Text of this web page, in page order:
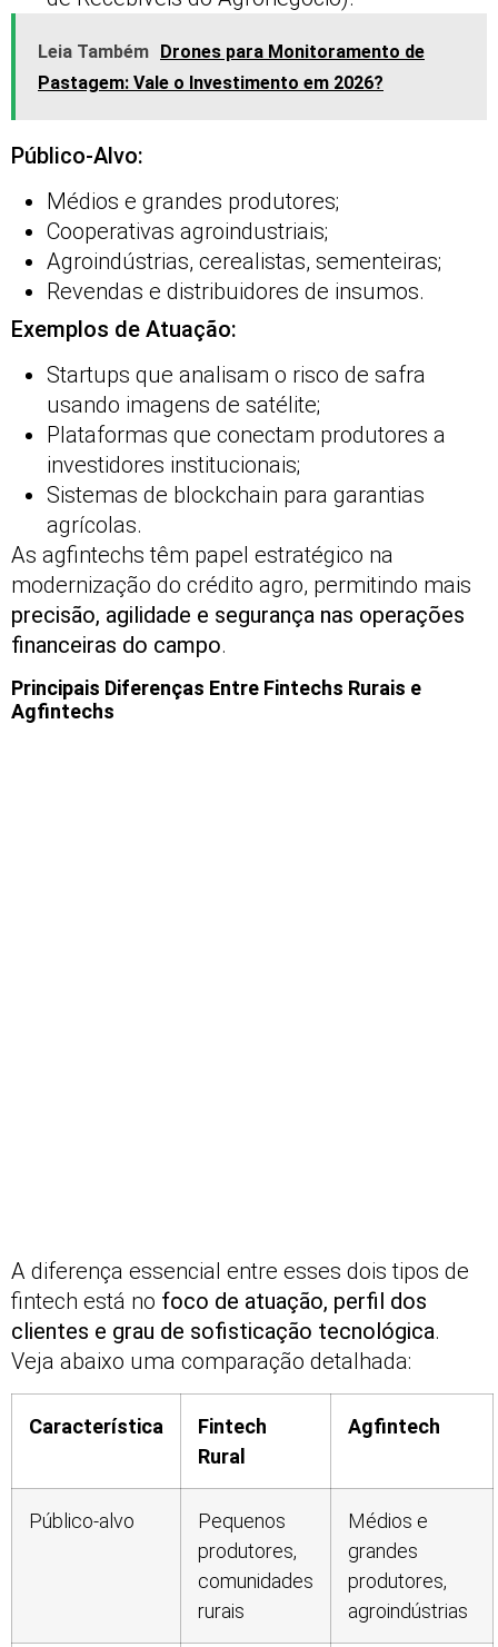
Leia Também Drones para Monitoramento de
Pastagem: Vale o Investimento em 2026?
Público-Alvo:
Médios e grandes produtores;
Cooperativas agroindustriais;
Agroindústrias, cerealistas, sementeiras;
Revendas e distribuidores de insumos.
Exemplos de Atuação:
Startups que analisam o risco de safra
usando imagens de satélite;
Plataformas que conectam produtores a
investidores institucionais;
Sistemas de blockchain para garantias
agrícolas.
As agfintechs têm papel estratégico na
modernização do crédito agro, permitindo mais
precisão, agilidade e segurança nas operações
financeiras do campo.
Principais Diferenças Entre Fintechs Rurais e
Agfintechs
A diferença essencial entre esses dois tipos de
fintech está no foco de atuação, perfil dos
clientes e grau de sofisticação tecnológica.
Veja abaixo uma comparação detalhada:
Característica
Fintech
Rural
Agfintech
Público-alvo
Pequenos
produtores,
comunidades
rurais
Médios e
grandes
produtores,
agroindústrias